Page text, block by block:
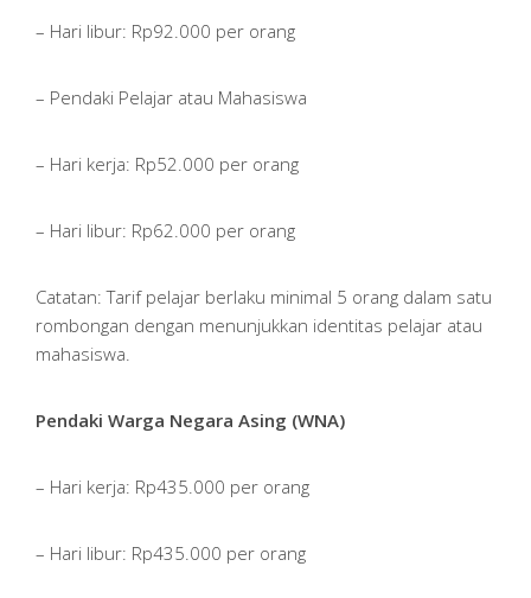
– Hari libur: Rp92.000 per orang
– Pendaki Pelajar atau Mahasiswa
– Hari kerja: Rp52.000 per orang
– Hari libur: Rp62.000 per orang
Catatan: Tarif pelajar berlaku minimal 5 orang dalam satu
rombongan dengan menunjukkan identitas pelajar atau
mahasiswa.
Pendaki Warga Negara Asing (WNA)
– Hari kerja: Rp435.000 per orang
– Hari libur: Rp435.000 per orang